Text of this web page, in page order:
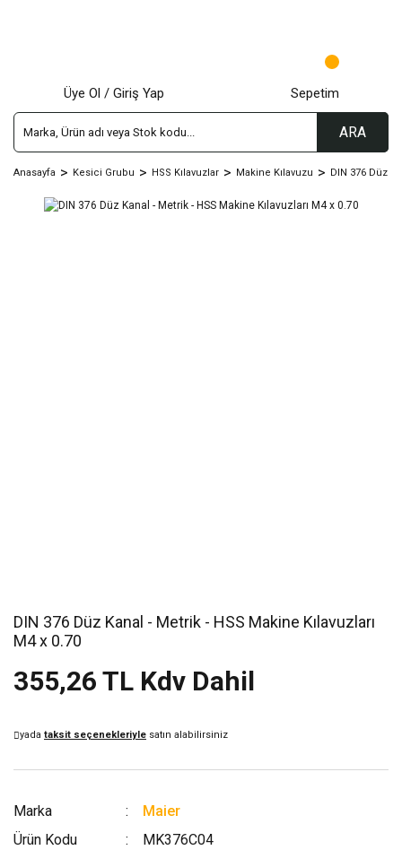
ARA
Üye Ol / Giriş Yap Sepetim
Anasayfa Kesici Grubu HSS Kılavuzlar Makine Kılavuzu DIN 376 Düz
DIN 376 Düz Kanal - Metrik - HSS Makine Kılavuzları
M4 x 0.70
355,26 TL Kdv Dahil
yada taksit seçenekleriyle satın alabilirsiniz
Marka
Maier
Ürün Kodu
MK376C04